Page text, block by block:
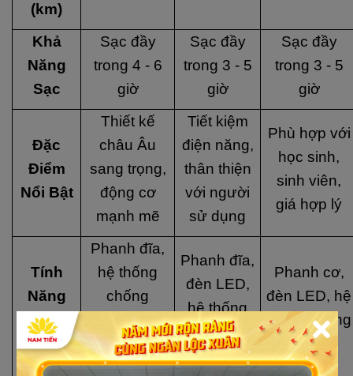
(km)
Khả
Năng
Sạc
Sạc đầy
trong 4 - 6
giờ
Sạc đầy
trong 3 - 5
giờ
Sạc đầy
trong 3 - 5
giờ
Đặc
Điểm
Nổi Bật
Thiết kế
châu Âu
sang trọng,
động cơ
mạnh mẽ
Tiết kiệm
điện năng,
thân thiện
với người
sử dụng
Phù hợp với
học sinh,
sinh viên,
giá hợp lý
Tính
Năng
An
Toàn
Phanh đĩa,
hệ thống
chống
trượt, đèn
LED, còi
báo động
Phanh đĩa,
đèn LED,
hệ thống
chống
trượt
Phanh cơ,
đèn LED, hệ
thống chống
trượt